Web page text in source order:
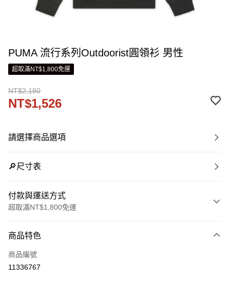
PUMA 流行系列Outdoorist圓領衫 男性
超取滿NT$1,800免運
NT$2,180
NT$1,526
請選擇商品選項
🔎尺寸表
付款與運送方式
超取滿NT$1,800免運
信用卡一次付款
LINE Pay
商品特色
商品編號
11336767